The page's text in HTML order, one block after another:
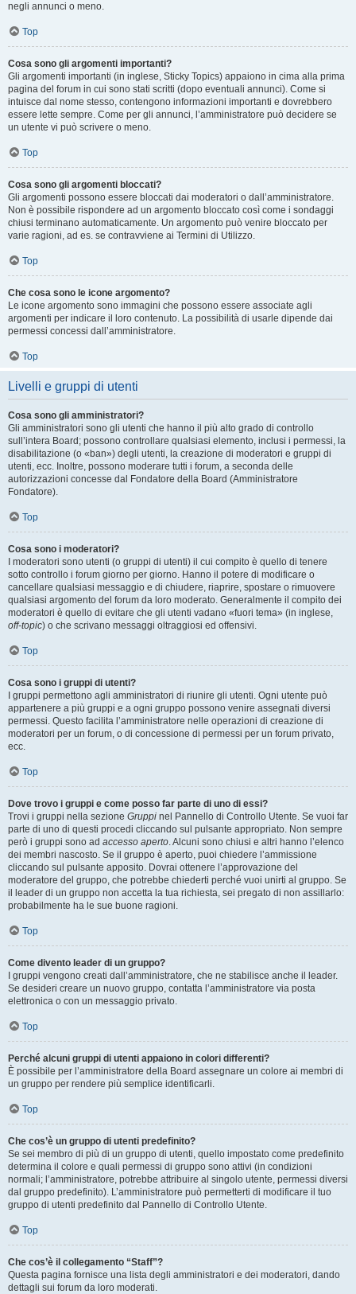
negli annunci o meno.
Top
Cosa sono gli argomenti importanti?
Gli argomenti importanti (in inglese, Sticky Topics) appaiono in cima alla prima
pagina del forum in cui sono stati scritti (dopo eventuali annunci). Come si
intuisce dal nome stesso, contengono informazioni importanti e dovrebbero
essere lette sempre. Come per gli annunci, l’amministratore può decidere se
un utente vi può scrivere o meno.
Top
Cosa sono gli argomenti bloccati?
Gli argomenti possono essere bloccati dai moderatori o dall’amministratore.
Non è possibile rispondere ad un argomento bloccato così come i sondaggi
chiusi terminano automaticamente. Un argomento può venire bloccato per
varie ragioni, ad es. se contravviene ai Termini di Utilizzo.
Top
Che cosa sono le icone argomento?
Le icone argomento sono immagini che possono essere associate agli
argomenti per indicare il loro contenuto. La possibilità di usarle dipende dai
permessi concessi dall’amministratore.
Top
Livelli e gruppi di utenti
Cosa sono gli amministratori?
Gli amministratori sono gli utenti che hanno il più alto grado di controllo
sull’intera Board; possono controllare qualsiasi elemento, inclusi i permessi, la
disabilitazione (o «ban») degli utenti, la creazione di moderatori e gruppi di
utenti, ecc. Inoltre, possono moderare tutti i forum, a seconda delle
autorizzazioni concesse dal Fondatore della Board (Amministratore
Fondatore).
Top
Cosa sono i moderatori?
I moderatori sono utenti (o gruppi di utenti) il cui compito è quello di tenere
sotto controllo i forum giorno per giorno. Hanno il potere di modificare o
cancellare qualsiasi messaggio e di chiudere, riaprire, spostare o rimuovere
qualsiasi argomento del forum da loro moderato. Generalmente il compito dei
moderatori è quello di evitare che gli utenti vadano «fuori tema» (in inglese,
off-topic) o che scrivano messaggi oltraggiosi ed offensivi.
Top
Cosa sono i gruppi di utenti?
I gruppi permettono agli amministratori di riunire gli utenti. Ogni utente può
appartenere a più gruppi e a ogni gruppo possono venire assegnati diversi
permessi. Questo facilita l’amministratore nelle operazioni di creazione di
moderatori per un forum, o di concessione di permessi per un forum privato,
ecc.
Top
Dove trovo i gruppi e come posso far parte di uno di essi?
Trovi i gruppi nella sezione Gruppi nel Pannello di Controllo Utente. Se vuoi far
parte di uno di questi procedi cliccando sul pulsante appropriato. Non sempre
però i gruppi sono ad accesso aperto. Alcuni sono chiusi e altri hanno l’elenco
dei membri nascosto. Se il gruppo è aperto, puoi chiedere l’ammissione
cliccando sul pulsante apposito. Dovrai ottenere l’approvazione del
moderatore del gruppo, che potrebbe chiederti perché vuoi unirti al gruppo. Se
il leader di un gruppo non accetta la tua richiesta, sei pregato di non assillarlo:
probabilmente ha le sue buone ragioni.
Top
Come divento leader di un gruppo?
I gruppi vengono creati dall’amministratore, che ne stabilisce anche il leader.
Se desideri creare un nuovo gruppo, contatta l’amministratore via posta
elettronica o con un messaggio privato.
Top
Perché alcuni gruppi di utenti appaiono in colori differenti?
È possibile per l’amministratore della Board assegnare un colore ai membri di
un gruppo per rendere più semplice identificarli.
Top
Che cos’è un gruppo di utenti predefinito?
Se sei membro di più di un gruppo di utenti, quello impostato come predefinito
determina il colore e quali permessi di gruppo sono attivi (in condizioni
normali; l’amministratore, potrebbe attribuire al singolo utente, permessi diversi
dal gruppo predefinito). L’amministratore può permetterti di modificare il tuo
gruppo di utenti predefinito dal Pannello di Controllo Utente.
Top
Che cos’è il collegamento “Staff”?
Questa pagina fornisce una lista degli amministratori e dei moderatori, dando
dettagli sui forum da loro moderati.